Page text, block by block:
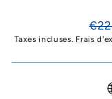
Prix
Taxes incluses. Frais